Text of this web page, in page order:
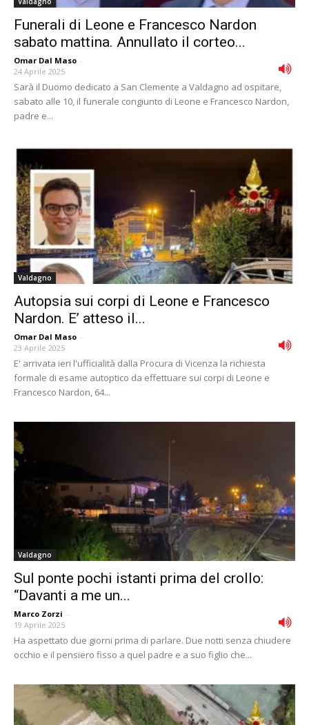
Funerali di Leone e Francesco Nardon
sabato mattina. Annullato il corteo...
Omar Dal Maso -
24 Aprile 2025
Sarà il Duomo dedicato a San Clemente a Valdagno ad ospitare,
sabato alle 10, il funerale congiunto di Leone e Francesco Nardon,
padre e...
Valdagno
Autopsia sui corpi di Leone e Francesco
Nardon. E’ atteso il...
Omar Dal Maso -
23 Aprile 2025
E' arrivata ieri l'ufficialità dalla Procura di Vicenza la richiesta
formale di esame autoptico da effettuare sui corpi di Leone e
Francesco Nardon, 64...
Valdagno
Sul ponte pochi istanti prima del crollo:
“Davanti a me un...
Marco Zorzi -
19 Aprile 2025
Ha aspettato due giorni prima di parlare. Due notti senza chiudere
occhio e il pensiero fisso a quel padre e a suo figlio che...